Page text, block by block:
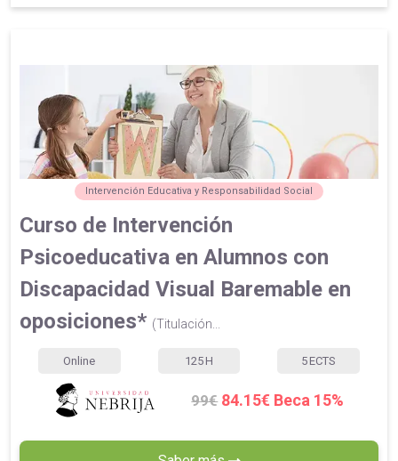
Intervención Educativa y Responsabilidad Social
Curso de Intervención
Psicoeducativa en Alumnos con
Discapacidad Visual Baremable en
oposiciones* (Titulación...
Online 125 H 5 ECTS
99€ 84.15€ Beca 15%